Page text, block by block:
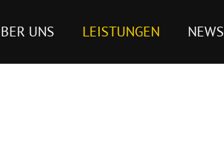
UNS LEISTUNGEN NEWS